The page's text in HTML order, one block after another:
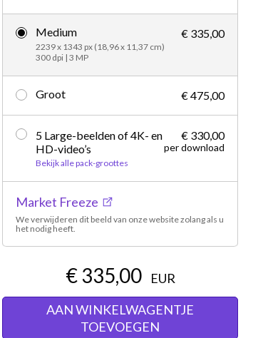
Redactioneel
Medium
2239 x 1343 px (18,96 x 11,37 cm)
300 dpi | 3 MP
€ 335,00
Groot € 475,00
5 Large-beelden of 4K- en
HD-video’s
Bekijk alle pack-groottes
€ 330,00
per download
Market Freeze
We verwijderen dit beeld van onze website zolang als u
het nodig heeft.
€ 335,00
EUR
AAN WINKELWAGENTJE
TOEVOEGEN